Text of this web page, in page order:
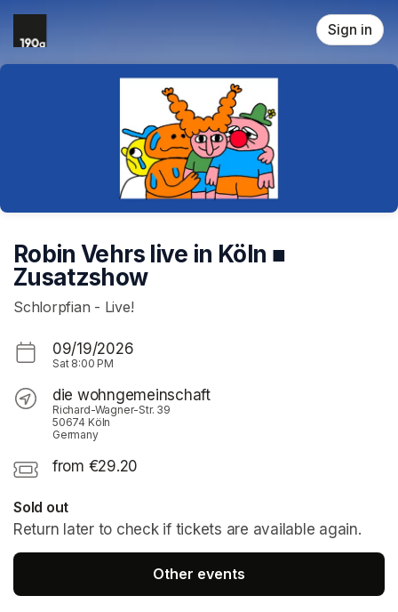
Skip header
Sign in
Robin Vehrs live in Köln ■
Zusatzshow
Schlorpfian - Live!
09/19/2026
Sat 8:00 PM
die wohngemeinschaft
Richard-Wagner-Str. 39
50674 Köln
Germany
from €29.20
Sold out
Return later to check if tickets are available again.
Other events